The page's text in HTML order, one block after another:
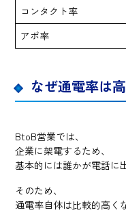
コンタクト率
アポ率
なぜ通電率は
BtoB営業では、
企業に架電するため、
基本的には誰かが電話に
そのため、
通電率自体は比較的高く